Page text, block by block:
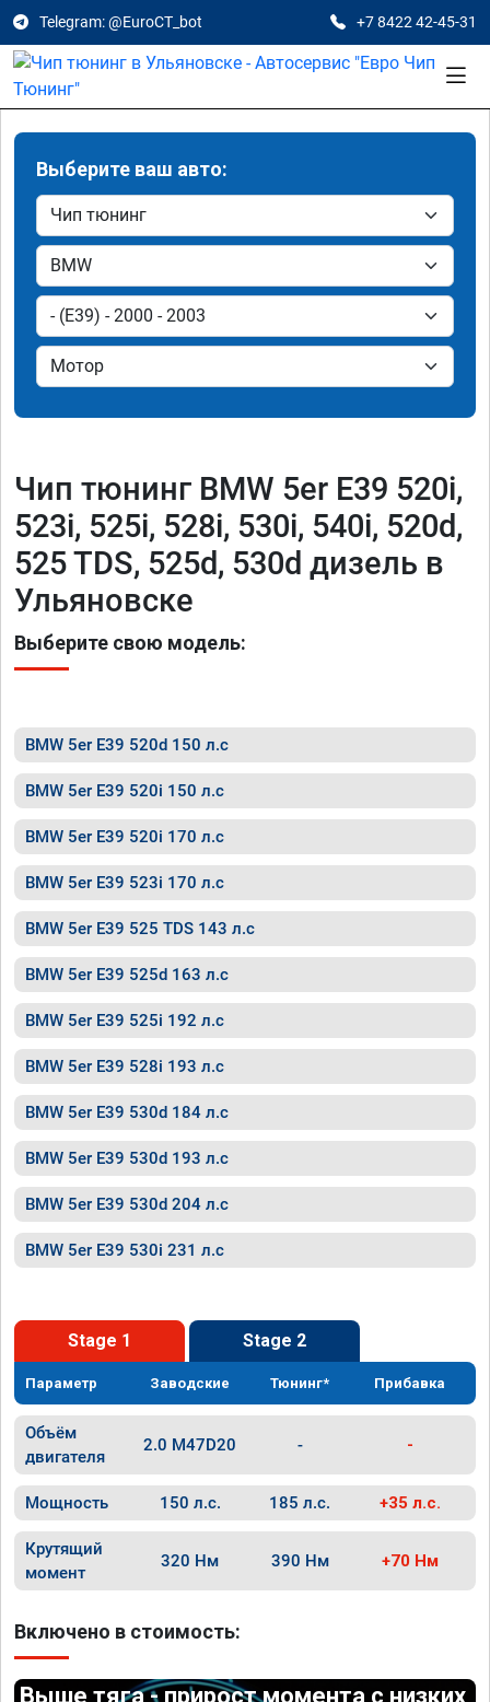
Telegram: @EuroCT_bot +7 8422 42-45-31
Выберите ваш авто:
Чип тюнинг BMW 5er E39 520i,
523i, 525i, 528i, 530i, 540i, 520d,
525 TDS, 525d, 530d дизель в
Ульяновске
Выберите свою модель:
BMW 5er E39 520d 150 л.с
BMW 5er E39 520i 150 л.с
BMW 5er E39 520i 170 л.с
BMW 5er E39 523i 170 л.с
BMW 5er E39 525 TDS 143 л.с
BMW 5er E39 525d 163 л.с
BMW 5er E39 525i 192 л.с
BMW 5er E39 528i 193 л.с
BMW 5er E39 530d 184 л.с
BMW 5er E39 530d 193 л.с
BMW 5er E39 530d 204 л.с
BMW 5er E39 530i 231 л.с
Stage 1 Stage 2
Параметр Заводские Тюнинг* Прибавка
Объём
двигателя
2.0 M47D20 - -
Мощность 150 л.с. 185 л.с. +35 л.с.
Крутящий
момент
320 Нм 390 Нм +70 Нм
Включено в стоимость:
Выше тяга - прирост момента с низких